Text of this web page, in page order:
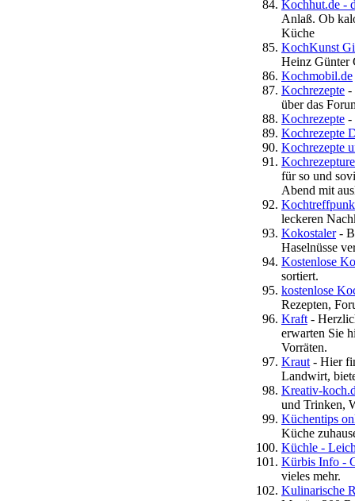
Kochhut.de -
Anlaß. Ob
Küche
KochKunst
Heinz Günter
Kochmobil.de
Kochrezepte -
über das
Kochrezepte -
Kochrezepte
Kochrezepte
für so und
Abend mit
leckeren
Kokostaler-
Haselnüsse
Kostenlose
sortiert.
kostenlose
Rezepten,
Kraft -
erwarten Sie
Vorräten.
Kraut - Hier
Landwirt,
Kreativ-
und Trinken,
Küchentips
Küche
Küchle -
Kürbis Info -
vieles mehr.
Kulinarische